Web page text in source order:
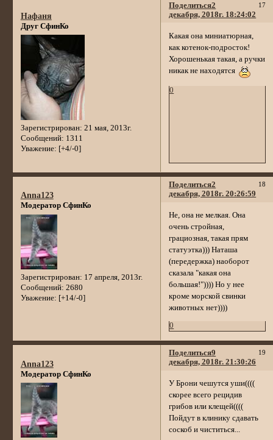
Поделиться 17
2
декабря, 2018г. 18:24:02
Нафаня
Друг СфинКо
Зарегистрирован: 21 мая, 2013г.
Сообщений: 1311
Уважение: [+4/-0]
Какая она миниатюрная,
как котенок-подросток!
Хорошенькая такая, а ручки
никак не находятся
0
Поделиться 18
2
декабря, 2018г. 20:26:59
Anna123
Модератор СфинКо
Зарегистрирован: 17 апреля, 2013г.
Сообщений: 2680
Уважение: [+14/-0]
Не, она не мелкая. Она
очень стройная,
грациозная, такая прям
статуэтка))) Наташа
(передержка) наоборот
сказала "какая она
большая!")))) Но у нее
кроме морской свинки
животных нет))))
0
Поделиться 19
9
декабря, 2018г. 21:30:26
Anna123
Модератор СфинКо
У Брони чешутся уши((((
скорее всего рецидив
грибов или клещей((((
Пойдут в клинику сдавать
соскоб и чиститься...